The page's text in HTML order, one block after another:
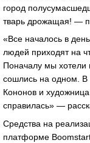
город
тварь дрожащая! —
«Все началось в
людей приходят на
Поначалу мы хотели
сошлись на одном. В
Кононов и
справилась» —
Средства на
платформе